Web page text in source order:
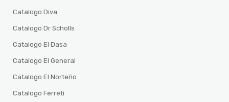
Catalogo Diva
Catalogo Dr Scholls
Catalogo El Dasa
Catalogo El General
Catalogo El Norteño
Catalogo Ferreti